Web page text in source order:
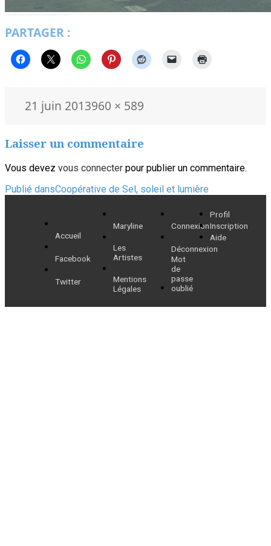
PARTAGER :
Publié
21 juin 2013Taille
960 × 589
Laisser un commentaire
Vous devez vous connecter pour publier un commentaire.
Navigation
l’article
Publié dansCoopérative de Sel, soleil et lumière
Accueil
Facebook
Twitter
Maryline
Les
Artistes
Mentions
Légales
Connexion
Déconnexion
Mot
de
passe
oublié
Profil
Inscription
Aide